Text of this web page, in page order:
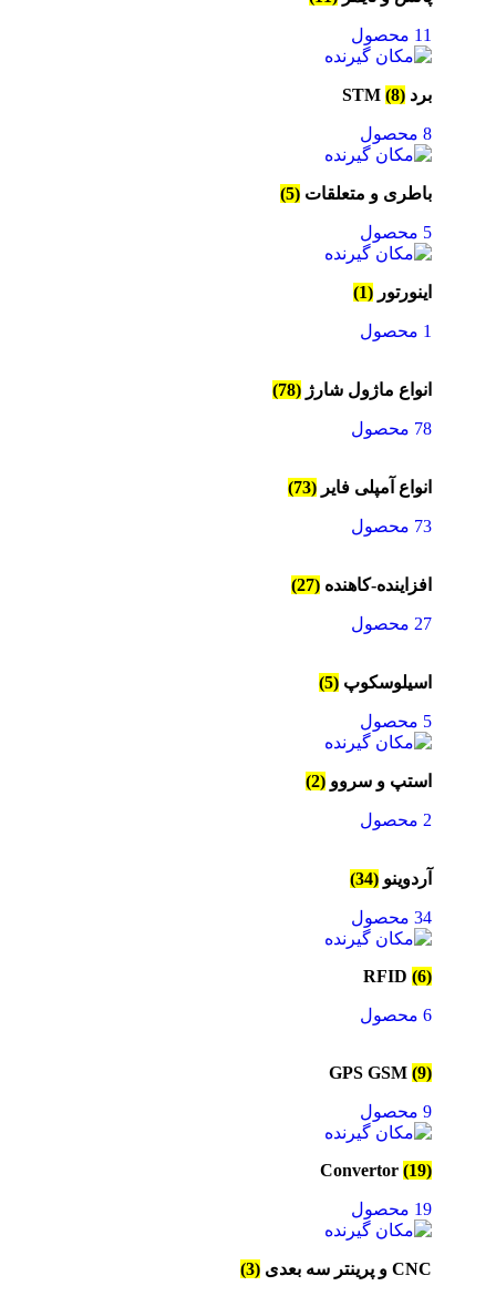
11 محصول
برد STM (8)
8 محصول
باطری و متعلقات (5)
5 محصول
اینورتور (1)
1 محصول
انواع ماژول شارژ (78)
78 محصول
انواع آمپلی فایر (73)
73 محصول
افزاینده-کاهنده (27)
27 محصول
اسیلوسکوپ (5)
5 محصول
استپ و سروو (2)
2 محصول
آردوینو (34)
34 محصول
RFID (6)
6 محصول
GPS GSM (9)
9 محصول
Convertor (19)
19 محصول
CNC و پرینتر سه بعدی (3)